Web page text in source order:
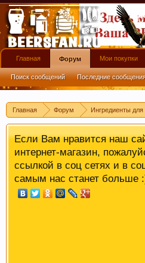
Главная Форум Ингредиенты
четкий ответ или совет.
Если Вам нравится наш
интернет-магазин,
ссылкой в соц сетях и в
самым нас станет больше
Главная Форум
Поиск сообщений Последние
Мои покупки